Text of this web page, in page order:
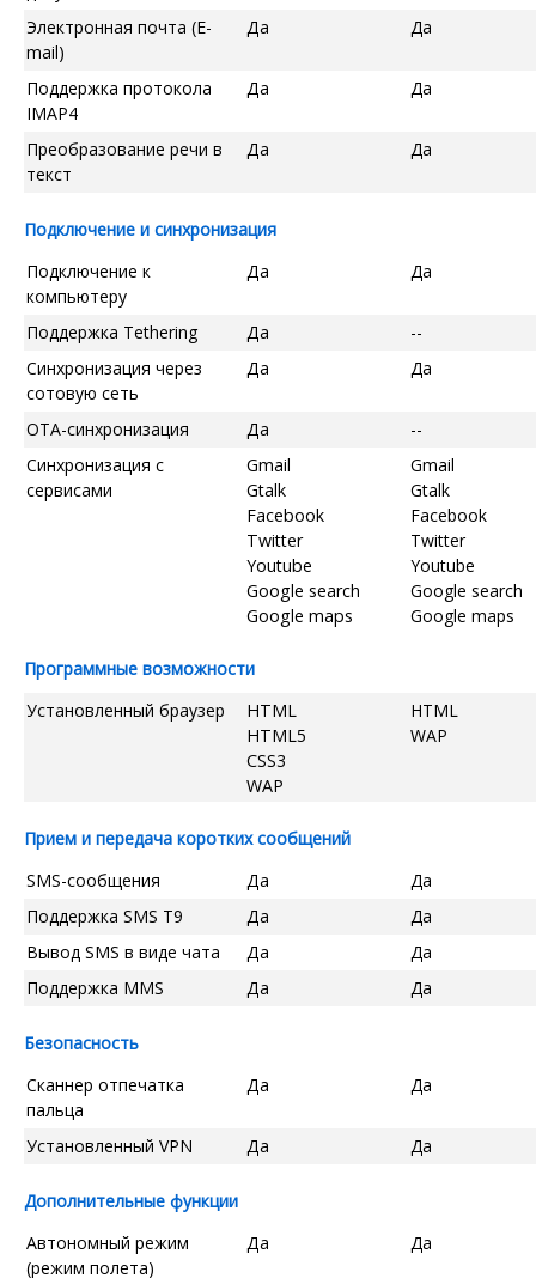
Электронная почта (E-
mail)
Да Да
Поддержка протокола
IMAP4
Да Да
Преобразование речи в
текст
Да Да
Подключение и синхронизация
Подключение к
компьютеру
Да Да
Поддержка Tethering Да
--
Синхронизация через
сотовую сеть
Да Да
OTA-синхронизация Да
--
Синхронизация с
сервисами
Gmail
Gtalk
Facebook
Twitter
Youtube
Google search
Google maps
Gmail
Gtalk
Facebook
Twitter
Youtube
Google search
Google maps
Программные возможности
Установленный браузер
HTML
HTML5
CSS3
WAP
HTML
WAP
Прием и передача коротких сообщений
SMS-сообщения
Да
Да
Поддержка SMS T9
Да
Да
Вывод SMS в виде чата
Да
Да
Поддержка MMS
Да Да
Безопасность
Сканнер отпечатка
пальца
Да Да
Установленный VPN Да Да
Дополнительные функции
Автономный режим
(режим полета)
Да Да